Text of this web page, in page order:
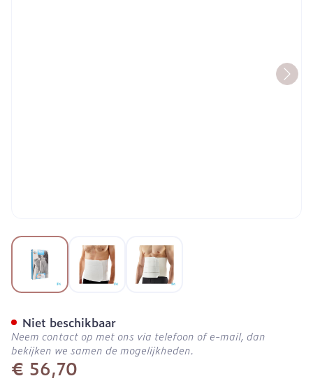
View larger imageView larger imageView larger image
€ 56,70
Niet beschikbaar
Neem contact op met ons via telefoon of e-mail, dan
bekijken we samen de mogelijkheden.